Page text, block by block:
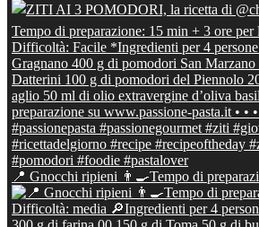
📍 Gnocchi ripieni 👨‍🍳Tempo di preparazi